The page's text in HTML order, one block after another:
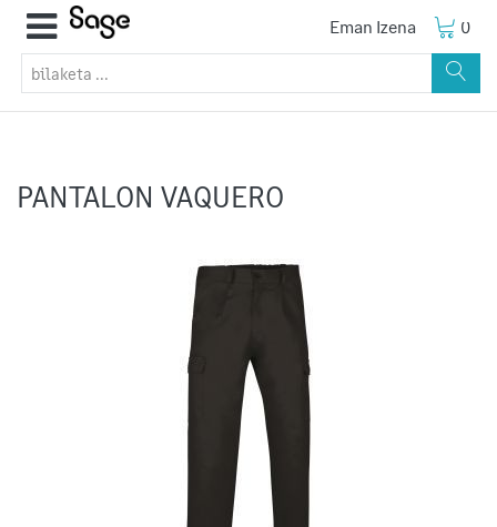
Eman Izena 0
PANTALON VAQUERO